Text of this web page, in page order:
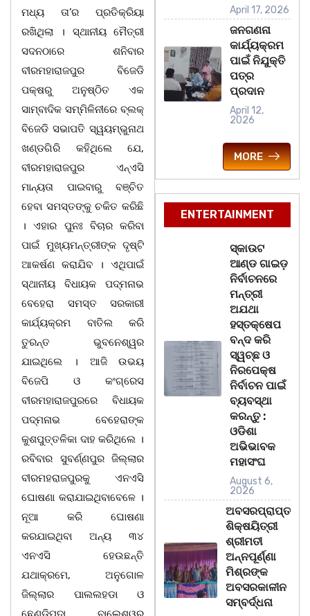
ମଧ୍ୟ ତା’ର ପ୍ରତିକ୍ରିୟା
ରଖିଥିଲା । ସ୍ଥାନୀୟ ମୈତ୍ରୀ
ସଦନଠାରେ ଶନିବାର
ବୀରମହାରାଜପୁର ବିଜେଡି
ପକ୍ଷରୁ ଅନୁଷ୍ଠିତ ଏକ
ସାମ୍ବାଦିକ ସମ୍ମିଳିନୀରେ ବ୍ଲକ୍
ବିଜେଡି ସଭାପତି ସ୍ୱୟମ୍ଭୁନାଥ
ଖଣ୍ଡଗିରି କହିଥିଲେ ଯେ,
ବୀରମହାରାଜପୁର ଏନ୍ଏସି
ମାନ୍ୟତା ପାଇବାରୁ ବଞ୍ଚିତ
ହେବା ସମସ୍ତଙ୍କୁ ଚକିତ କରିଛି
। ଏହାର ପୁନଃ ବିଚାର କରିବା
ପାଇଁ ମୁଖ୍ୟମନ୍ତ୍ରୀଙ୍କ ଦୃଷ୍ଟି
ଆକର୍ଷଣ କରାଯିବ । ଏଥିପାଇଁ
ସ୍ଥାନୀୟ ବିଧାୟକ ପଦ୍ମନାଭ
ବେହେରା ସମସ୍ତ ସରକାରୀ
କାର୍ଯ୍ୟକ୍ରମ ବାତିଲ କରି
ତୁରନ୍ତ ଭୁବନେଶ୍ୱର
ଯାଇଥିଲେ । ଆଜି ଉଭୟ
ବିଜେପି ଓ କଂଗ୍ରେସ
ବୀରମହାରାଜପୁରରେ ବିଧାୟକ
ପଦ୍ମନାଭ ବେହେରାଙ୍କ
କୁଶପୁତ୍ତଳିକା ଦାହ କରିଥିଲେ ।
ରବିବାର ସୁବର୍ଣ୍ଣପୁର ଜିଲ୍ଲାର
ବୀରମହରାଜପୁରକୁ ଏନଏସି
ଘୋଷଣା କରାଯାଇଥିବାବେଳେ ।
ନୂଆ କରି ଘୋଷଣା
କରଯାଇଥିବା ଅନ୍ୟ ୩୪
ଏନଏସି ହେଉଛନ୍ତି
ଯଥାକ୍ରମେ, ଅନୁଗୋଳ
ଜିଲ୍ଲାର ପାଲଲହଡା ଓ
April 17, 2026
ଜନଗଣନା
କାର୍ଯ୍ୟକ୍ରମ
ପାଇଁ ନିଯୁକ୍ତି
ପତ୍ର
ପ୍ରଦାନ
April 12,
2026
MORE
ENTERTAINMENT
ସ୍କାଉଟ
ଆଣ୍ଡ ଗାଇଡ଼
ନିର୍ବାଚନରେ
ମନ୍ତ୍ରୀ
ଅଯଥା
ହସ୍ତକ୍ଷେପ
ବନ୍ଦ କରି
ସ୍ୱଚ୍ଛ ଓ
ନିରପେକ୍ଷ
ନିର୍ବାଚନ ପାଇଁ
ବ୍ୟବସ୍ଥା
କରନ୍ତୁ :
ଓଡିଶା
ଅଭିଭାବକ
ମହାସଂଘ
August 6,
2026
ଅବସରପ୍ରାପ୍ତ
ଶିକ୍ଷୟିତ୍ରୀ
ଶ୍ରୀମତୀ
ଅନ୍ନପୂର୍ଣ୍ଣା
ମିଶ୍ରଙ୍କ
ଅବସରକାଳୀନ
ସମ୍ବର୍ଦ୍ଧନା